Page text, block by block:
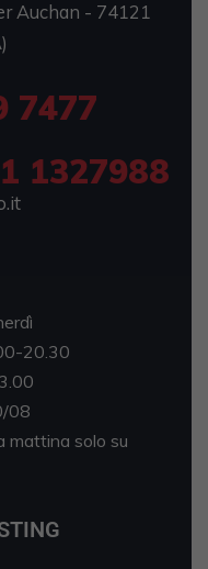
Auchan - 74121
7477
1327988
20.30
mattina solo su